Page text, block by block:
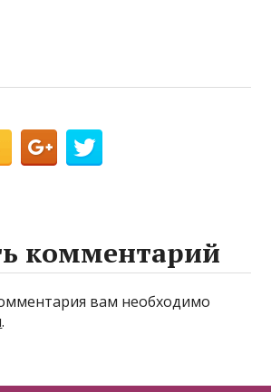
комментарий
вам необходимо
.